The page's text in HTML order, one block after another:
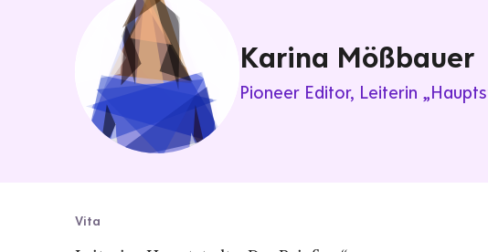
Karina Mößbauer
Pioneer Editor Leiterin
Vita